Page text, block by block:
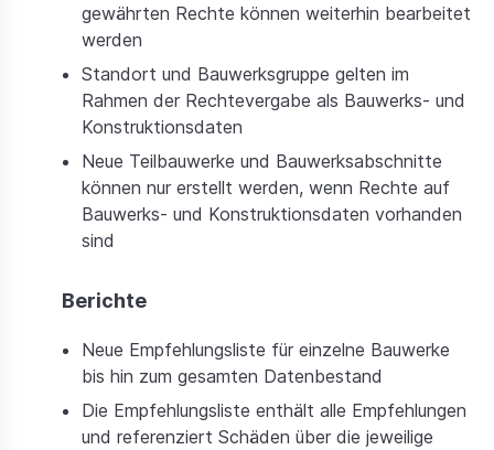
gewährten Rechte können weiterhin bearbeitet
werden
Standort und Bauwerksgruppe gelten im
Rahmen der Rechtevergabe als Bauwerks- und
Konstruktionsdaten
Neue Teilbauwerke und Bauwerksabschnitte
können nur erstellt werden, wenn Rechte auf
Bauwerks- und Konstruktionsdaten vorhanden
sind
Berichte
Neue Empfehlungsliste für einzelne Bauwerke
bis hin zum gesamten Datenbestand
Die Empfehlungsliste enthält alle Empfehlungen
und referenziert Schäden über die jeweilige